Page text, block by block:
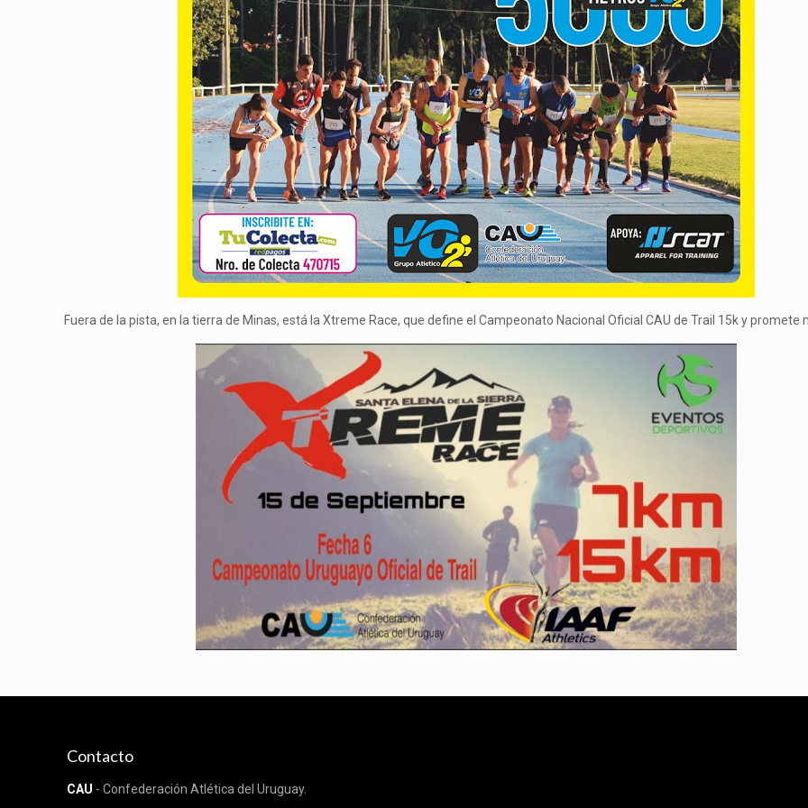
Fuera de la pista, en la tierra de Minas, está la Xtreme Race, que define el Campeonato Nacional Oficial CAU de Trail 15k y promete
Contacto
CAU - Confederación Atlética del Uruguay.